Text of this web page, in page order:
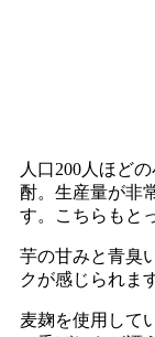
人口200人ほど
酎。生産量が非
す。こちらもと
芋の甘みと青臭
クが感じられま
麦麹を使用して